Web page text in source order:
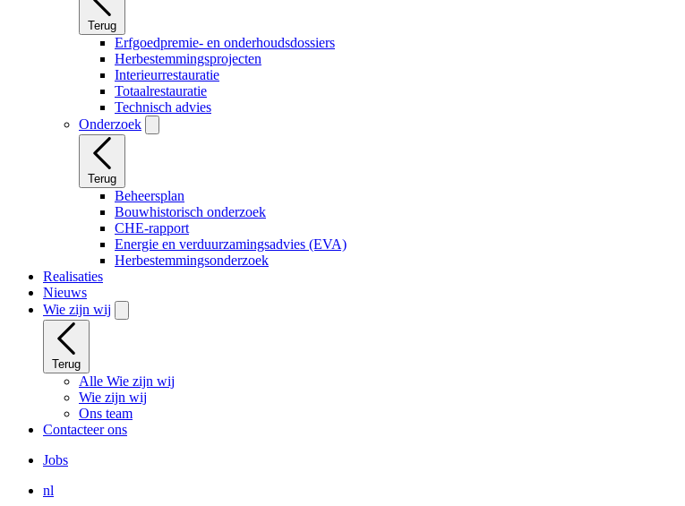
Terug
Erfgoedpremie- en onderhoudsdossiers
Herbestemmingsprojecten
Interieurrestauratie
Totaalrestauratie
Technisch advies
Onderzoek
Terug
Beheersplan
Bouwhistorisch onderzoek
CHE-rapport
Energie en verduurzamingsadvies (EVA)
Herbestemmingsonderzoek
Realisaties
Nieuws
Wie zijn wij
Terug
Alle Wie zijn wij
Wie zijn wij
Ons team
Contacteer ons
Jobs
nl